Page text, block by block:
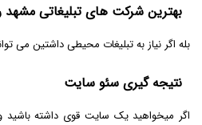
بهترین شرکت های تبلیغاتی مشهد
بله اگر نیاز به تبلیغات محیطی داشتین می
نتیجه گیری سئو سایت
اگر میخواهید یک سایت قوی داشته باشید